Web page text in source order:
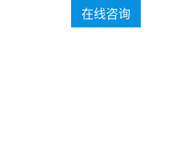
在线咨询